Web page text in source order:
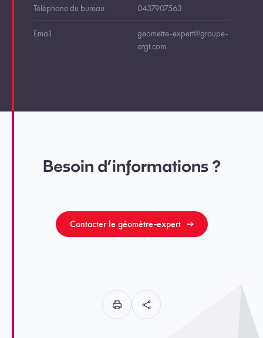
Téléphone du bureau 0437907563
Email
geometre-expert@groupe-
atgt.com
Besoin d’informations ?
Contacter le géomètre-expert